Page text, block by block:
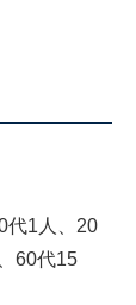
代1人、20
60代15